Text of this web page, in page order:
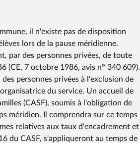
il n'existe pas de disposition
lors de la pause méridienne.
par des personnes privées, de toute
(CE, 7 octobre 1986, avis n° 340 609).
personnes privées à l'exclusion de
du service. Un accueil de
(CASF), soumis à l'obligation de
méridien. Il comprendra sur ce temps
relatives aux taux d'encadrement et
du CASF, s'appliqueront au temps de